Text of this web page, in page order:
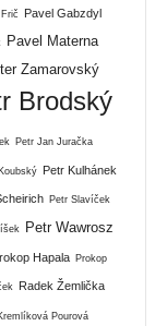
Pavel Gabzdyl
Pavel Materna
Zamarovský
Brodský
Petr Jan Juračka
Petr Kulhánek
Petr Slavíček
Petr Wawrosz
Hapala Prokop
Radek Žemlička
Pourová